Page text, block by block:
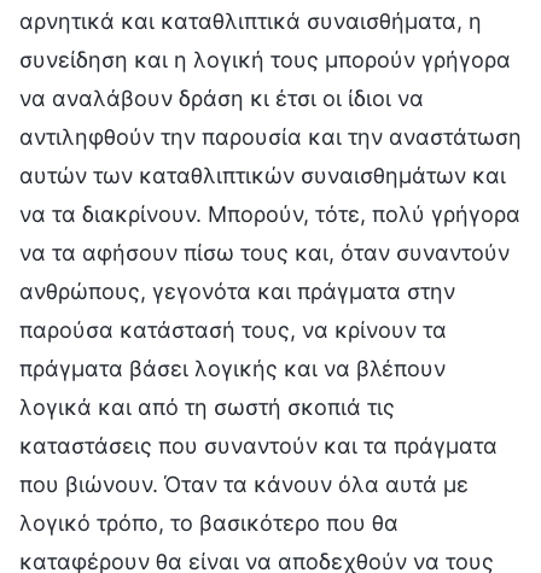
αρνητικά και καταθλιπτικά συναισθήματα, η
συνείδηση και η λογική τους μπορούν γρήγορα
να αναλάβουν δράση κι έτσι οι ίδιοι να
αντιληφθούν την παρουσία και την αναστάτωση
αυτών των καταθλιπτικών συναισθημάτων και
να τα διακρίνουν. Μπορούν, τότε, πολύ γρήγορα
να τα αφήσουν πίσω τους και, όταν συναντούν
ανθρώπους, γεγονότα και πράγματα στην
παρούσα κατάστασή τους, να κρίνουν τα
πράγματα βάσει λογικής και να βλέπουν
λογικά και από τη σωστή σκοπιά τις
καταστάσεις που συναντούν και τα πράγματα
που βιώνουν. Όταν τα κάνουν όλα αυτά με
λογικό τρόπο, το βασικότερο που θα
καταφέρουν θα είναι να αποδεχθούν να τους